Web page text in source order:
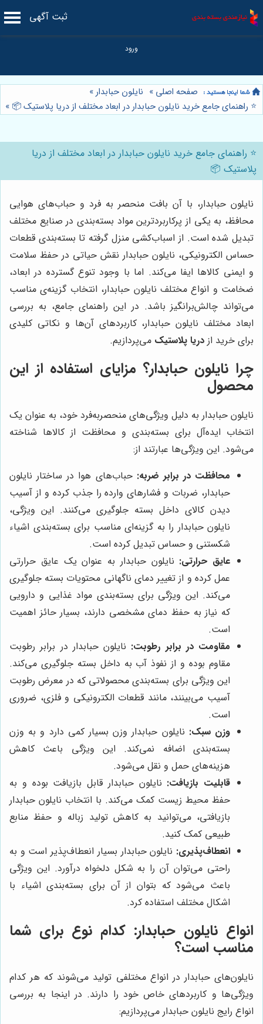
ثبت آگهی
صفحه اصلی » نایلون حبابدار»
⭐️ راهنمای جامع خرید نایلون حبابدار در ابعاد مختلف از دریا پلاستیک 📦 »
⭐️ راهنمای جامع خرید نایلون حبابدار در ابعاد مختلف از دریا
پلاستیک 📦
نایلون حبابدار، با آن بافت منحصر به فرد و حباب‌های هوایی
محافظ، به یکی از پرکاربردترین مواد بسته‌بندی در صنایع مختلف
تبدیل شده است. از اسباب‌کشی منزل گرفته تا بسته‌بندی قطعات
حساس الکترونیکی، نایلون حبابدار نقش حیاتی در حفظ سلامت
و ایمنی کالاها ایفا می‌کند. اما با وجود تنوع گسترده در ابعاد،
ضخامت و انواع مختلف نایلون حبابدار، انتخاب گزینه‌ی مناسب
می‌تواند چالش‌برانگیز باشد. در این راهنمای جامع، به بررسی
ابعاد مختلف نایلون حبابدار، کاربردهای آن‌ها و نکاتی کلیدی
برای خرید از دریا پلاستیک می‌پردازیم.
چرا نایلون حبابدار؟ مزایای استفاده از این
محصول
نایلون حبابدار به دلیل ویژگی‌های منحصربه‌فرد خود، به عنوان یک
انتخاب ایده‌آل برای بسته‌بندی و محافظت از کالاها شناخته
می‌شود. این ویژگی‌ها عبارتند از:
محافظت در برابر ضربه: حباب‌های هوا در ساختار نایلون
حبابدار، ضربات و فشارهای وارده را جذب کرده و از آسیب
دیدن کالای داخل بسته جلوگیری می‌کنند. این ویژگی،
نایلون حبابدار را به گزینه‌ای مناسب برای بسته‌بندی اشیاء
شکستنی و حساس تبدیل کرده است.
عایق حرارتی: نایلون حبابدار به عنوان یک عایق حرارتی
عمل کرده و از تغییر دمای ناگهانی محتویات بسته جلوگیری
می‌کند. این ویژگی برای بسته‌بندی مواد غذایی و دارویی
که نیاز به حفظ دمای مشخصی دارند، بسیار حائز اهمیت
است.
مقاومت در برابر رطوبت: نایلون حبابدار در برابر رطوبت
مقاوم بوده و از نفوذ آب به داخل بسته جلوگیری می‌کند.
این ویژگی برای بسته‌بندی محصولاتی که در معرض رطوبت
آسیب می‌بینند، مانند قطعات الکترونیکی و فلزی، ضروری
است.
وزن سبک: نایلون حبابدار وزن بسیار کمی دارد و به وزن
بسته‌بندی اضافه نمی‌کند. این ویژگی باعث کاهش
هزینه‌های حمل و نقل می‌شود.
قابلیت بازیافت: نایلون حبابدار قابل بازیافت بوده و به
حفظ محیط زیست کمک می‌کند. با انتخاب نایلون حبابدار
بازیافتی، می‌توانید به کاهش تولید زباله و حفظ منابع
طبیعی کمک کنید.
انعطاف‌پذیری: نایلون حبابدار بسیار انعطاف‌پذیر است و به
راحتی می‌توان آن را به شکل دلخواه درآورد. این ویژگی
باعث می‌شود که بتوان از آن برای بسته‌بندی اشیاء با
اشکال مختلف استفاده کرد.
انواع نایلون حبابدار: کدام نوع برای شما
مناسب است؟
نایلون‌های حبابدار در انواع مختلفی تولید می‌شوند که هر کدام
ویژگی‌ها و کاربردهای خاص خود را دارند. در اینجا به بررسی
انواع رایج نایلون حبابدار می‌پردازیم: